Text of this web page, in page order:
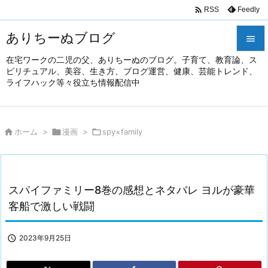
ありちーぬブログ
在宅ワークの二児の父、ありちーぬのブログ。子育て、教育論、ス
ピリチュアル、美容、生き方、ブログ運営、健康、芸能トレンド、
ライフハック等々役立ち情報配信中


メニュ
前へ

 RSS Feedly
 ホーム > 漫画 > spy×family
スパイファミリー8巻の感想とネタバレ ヨルが豪華
客船で激しい戦闘
 2023年9月25日